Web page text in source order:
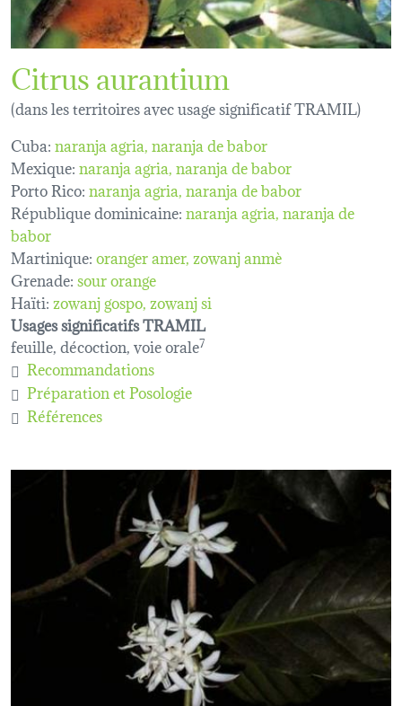
Citrus aurantium
(dans les territoires avec usage significatif TRAMIL)
Cuba:naranja agria naranja de babor
Mexique:naranja agria naranja de babor
Porto Rico:naranja agria naranja de babor
République dominicaine:naranja agria, naranja de
babor
Martinique:oranger amer zowanj anmè
Grenade:sour orange
Haïti:zowanj gospo zowanj si
Usages significatifs TRAMIL
feuille, décoction, voie orale7
Recommandations
Préparation et Posologie
Références